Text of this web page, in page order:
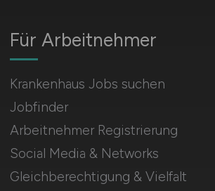
Für Arbeitnehmer
Krankenhaus Jobs suchen
Jobfinder
Arbeitnehmer Registrierung
Social Media & Networks
Gleichberechtigung & Vielfalt